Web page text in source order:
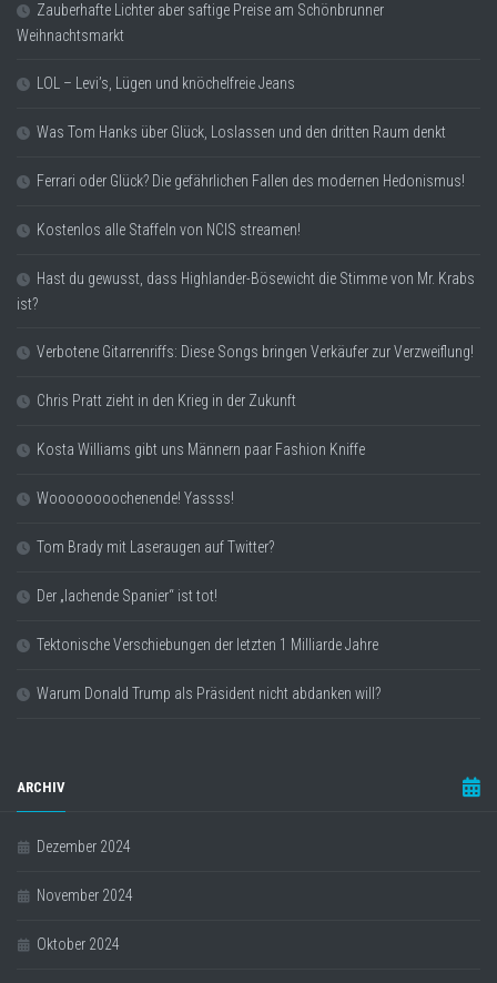
Zauberhafte Lichter aber saftige Preise am Schönbrunner
Weihnachtsmarkt
LOL – Levi’s, Lügen und knöchelfreie Jeans
Was Tom Hanks über Glück, Loslassen und den dritten Raum denkt
Ferrari oder Glück? Die gefährlichen Fallen des modernen Hedonismus!
Kostenlos alle Staffeln von NCIS streamen!
Hast du gewusst, dass Highlander-Bösewicht die Stimme von Mr. Krabs
ist?
Verbotene Gitarrenriffs: Diese Songs bringen Verkäufer zur Verzweiflung!
Chris Pratt zieht in den Krieg in der Zukunft
Kosta Williams gibt uns Männern paar Fashion Kniffe
Woooooooochenende! Yassss!
Tom Brady mit Laseraugen auf Twitter?
Der „lachende Spanier“ ist tot!
Tektonische Verschiebungen der letzten 1 Milliarde Jahre
Warum Donald Trump als Präsident nicht abdanken will?
ARCHIV
Dezember 2024
November 2024
Oktober 2024